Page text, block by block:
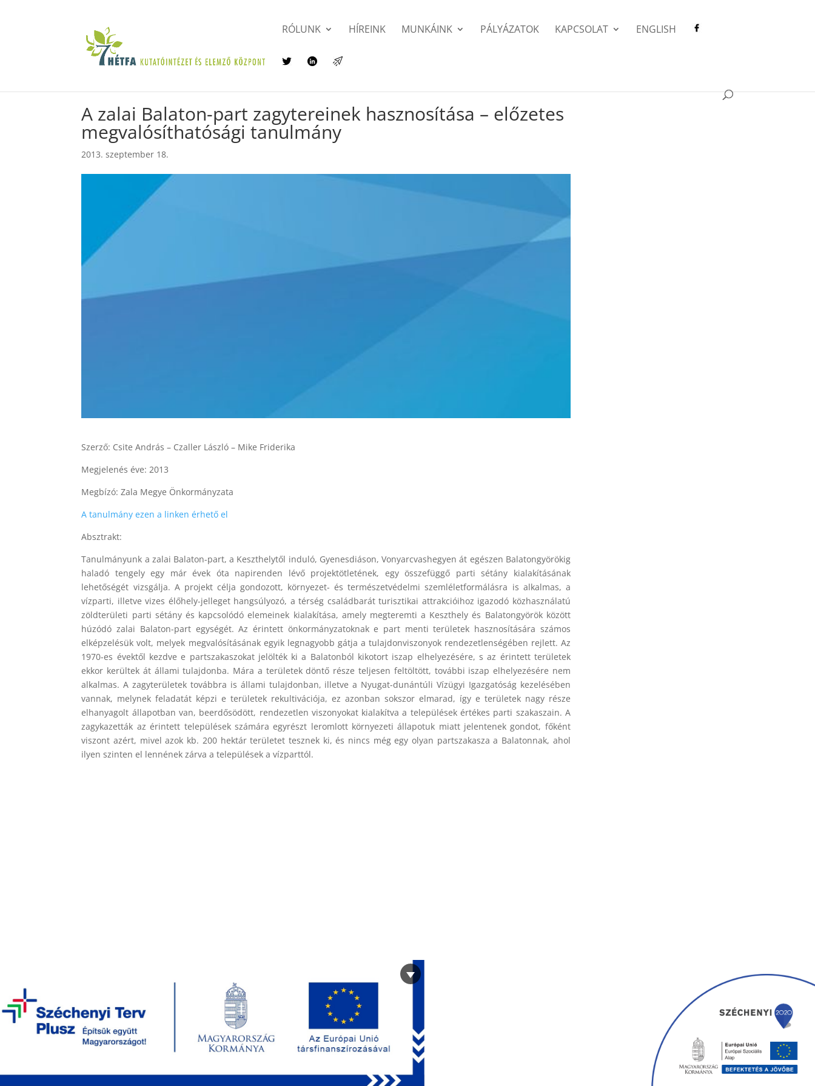
RÓLUNK HÍREINK MUNKÁINK PÁLYÁZATOK KAPCSOLAT ENGLISH
A zalai Balaton-part zagytereinek hasznosítása – előzetes
megvalósíthatósági tanulmány
2013. szeptember 18.
Szerző: Csite András – Czaller László – Mike Friderika
Megjelenés éve: 2013
Megbízó: Zala Megye Önkormányzata
A tanulmány ezen a linken érhető el
Absztrakt:
Tanulmányunk a zalai Balaton-part, a Keszthelytől induló, Gyenesdiáson, Vonyarcvashegyen át egészen Balatongyörökig
haladó tengely egy már évek óta napirenden lévő projektötletének, egy összefüggő parti sétány kialakításának
lehetőségét vizsgálja. A projekt célja gondozott, környezet- és természetvédelmi szemléletformálásra is alkalmas, a
vízparti, illetve vizes élőhely-jelleget hangsúlyozó, a térség családbarát turisztikai attrakcióihoz igazodó közhasználatú
zöldterületi parti sétány és kapcsolódó elemeinek kialakítása, amely megteremti a Keszthely és Balatongyörök között
húzódó zalai Balaton-part egységét. Az érintett önkormányzatoknak e part menti területek hasznosítására számos
elképzelésük volt, melyek megvalósításának egyik legnagyobb gátja a tulajdonviszonyok rendezetlenségében rejlett. Az
1970-es évektől kezdve e partszakaszokat jelölték ki a Balatonból kikotort iszap elhelyezésére, s az érintett területek
ekkor kerültek át állami tulajdonba. Mára a területek döntő része teljesen feltöltött, további iszap elhelyezésére nem
alkalmas. A zagyterületek továbbra is állami tulajdonban, illetve a Nyugat-dunántúli Vízügyi Igazgatóság kezelésében
vannak, melynek feladatát képzi e területek rekultivációja, ez azonban sokszor elmarad, így e területek nagy része
elhanyagolt állapotban van, beerdősödött, rendezetlen viszonyokat kialakítva a települések értékes parti szakaszain. A
zagykazetták az érintett települések számára egyrészt leromlott környezeti állapotuk miatt jelentenek gondot, főként
viszont azért, mivel azok kb. 200 hektár területet tesznek ki, és nincs még egy olyan partszakasza a Balatonnak, ahol
ilyen szinten el lennének zárva a települések a vízparttól.